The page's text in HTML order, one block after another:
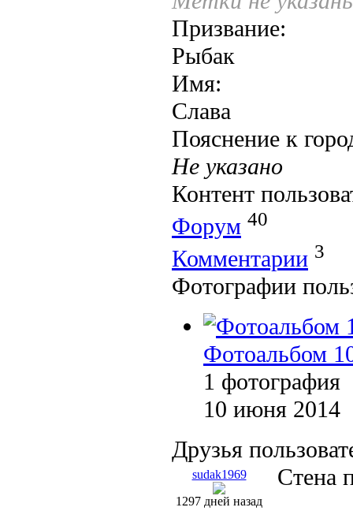
Призвание:
Рыбак
Имя:
Слава
Пояснение к
Не указано
Контент
Форум 40
Комментарии 3
Фотографии
Фотоальбом
1 фотография
10 июня 2014
Друзья
sudak1969
1297 дней назад
Стена